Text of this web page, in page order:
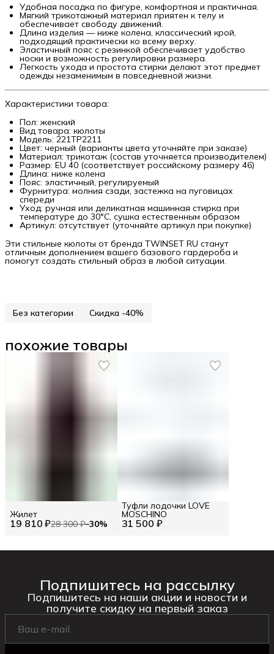
Удобная посадка по фигуре, комфортная и практичная.
Мягкий трикотажный материал приятен к телу и
обеспечивает свободу движений.
Длина изделия — ниже колена, классический крой,
подходящий практически ко всему верху.
Эластичный пояс с резинкой обеспечивает удобство
носки и возможность регулировки размера.
Легкость ухода и простота стирки делают этот предмет
одежды незаменимым в повседневной жизни.
Характеристики товара:
Пол: женский
Вид товара: кюлоты
Модель: 221TP2211
Цвет: черный (варианты цвета уточняйте при заказе)
Материал: трикотаж (состав уточняется производителем)
Размер: EU 40 (соответствует российскому размеру 46)
Длина: ниже колена
Пояс: эластичный, регулируемый
Фурнитура: молния сзади, застежка на пуговицах
спереди
Уход: ручная или деликатная машинная стирка при
температуре до 30°C, сушка естественным образом
Артикул: отсутствует (уточняйте артикул при покупке)
Эти стильные кюлоты от бренда TWINSET RU станут
отличным дополнением вашего базового гардероба и
помогут создать стильный образ в любой ситуации.
Без категории Скидка -40%
похожие товары
19 810 ₽28 300 ₽−30%
Жилет
31 500 ₽
Туфли лодочки LOVE
MOSCHINO
Подпишитесь на рассылку
Подпишитесь на наши акции и новости и
получите скидку на первый заказ